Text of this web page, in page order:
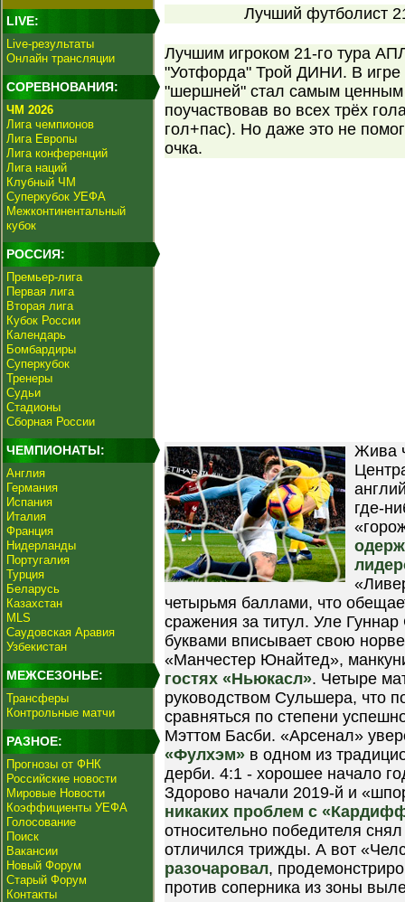
LIVE:
Live-результаты
Онлайн трансляции
СОРЕВНОВАНИЯ:
ЧМ 2026
Лига чемпионов
Лига Европы
Лига конференций
Лига наций
Клубный ЧМ
Суперкубок УЕФА
Межконтинентальный
кубок
РОССИЯ:
Премьер-лига
Первая лига
Вторая лига
Кубок России
Календарь
Бомбардиры
Суперкубок
Тренеры
Судьи
Стадионы
Сборная России
ЧЕМПИОНАТЫ:
Англия
Германия
Испания
Италия
Франция
Нидерланды
Португалия
Турция
Беларусь
Казахстан
MLS
Саудовская Аравия
Узбекистан
МЕЖСЕЗОНЬЕ:
Трансферы
Контрольные матчи
РАЗНОЕ:
Прогнозы от ФНК
Российские новости
Мировые Новости
Коэффициенты УЕФА
Голосование
Поиск
Вакансии
Новый Форум
Старый Форум
Контакты
Лучший футболист
Лучшим игроком 21-го тура
"Уотфорда" Трой ДИНИ. В
"шершней" стал самым
поучаствовав во всех трёх
гол+пас). Но даже это не
очка.
Жива
где-
четырьмя баллами, что
сражения за титул. Уле
буквами вписывает свою
«Манчестер Юнайтед»,
гостях «Ньюкасл». Четыре
руководством Сульшера, что
сравняться по степени
Мэттом Басби. «Арсенал»
«Фулхэм» в одном из
дерби. 4:1 - хорошее начало
Здорово начали 2019-й и
никаких проблем с
относительно победителя
отличился трижды. А вот
разочаровал,
против соперника из зоны